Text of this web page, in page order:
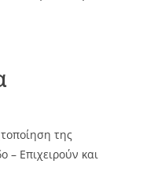
της
Επιχειρούν και